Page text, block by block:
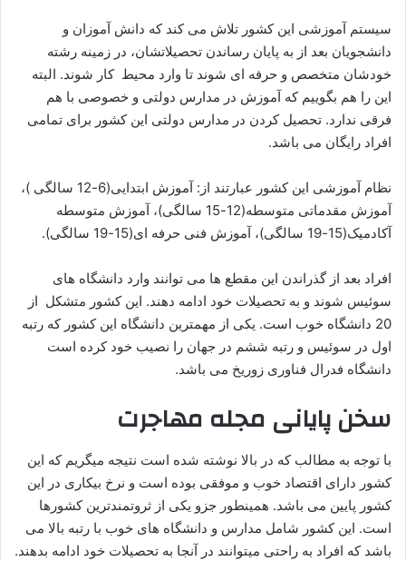
سیستم آموزشی این کشور تلاش می کند که دانش آموزان و
دانشجویان بعد از به پایان رساندن تحصیلاتشان، در زمینه رشته
خودشان متخصص و حرفه ای شوند تا وارد محیط کار شوند. البته
این را هم بگوییم که آموزش در مدارس دولتی و خصوصی با هم
فرقی ندارد. تحصیل کردن در مدارس دولتی این کشور برای تمامی
افراد رایگان می باشد.
نظام آموزشی این کشور عبارتند از: آموزش ابتدایی(6-12 سالگی )،
آموزش مقدماتی متوسطه(12-15 سالگی)، آموزش متوسطه
آکادمیک(15-19 سالگی)، آموزش فنی حرفه ای(15-19 سالگی).
افراد بعد از گذراندن این مقطع ها می توانند وارد دانشگاه های
سوئیس شوند و به تحصیلات خود ادامه دهند. این کشور متشکل از
20 دانشگاه خوب است. یکی از مهمترین دانشگاه این کشور که رتبه
اول در سوئیس و رتبه ششم در جهان را نصیب خود کرده است
دانشگاه فدرال فناوری زوریخ می باشد.
سخن پایانی مجله مهاجرت
با توجه به مطالب که در بالا نوشته شده است نتیجه میگریم که این
کشور دارای اقتصاد خوب و موفقی بوده است و نرخ بیکاری در این
کشور پایین می باشد. همینطور جزو یکی از ثروتمندترین کشورها
است. این کشور شامل مدارس و دانشگاه های خوب با رتبه بالا می
باشد که افراد به راحتی میتوانند در آنجا به تحصیلات خود ادامه بدهند.